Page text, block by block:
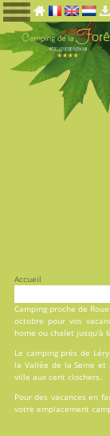
Accueil
Camping proche de
octobre pour vos
home ou chalet jusqu'à
Le camping près de
la Vallée de la Seine et
ville aux cent clochers.
Pour des vacances en
votre emplacement